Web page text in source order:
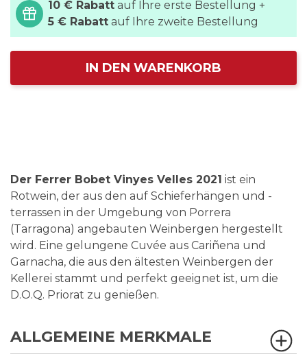
10 € Rabatt auf Ihre erste Bestellung +
5 € Rabatt auf Ihre zweite Bestellung
IN DEN WARENKORB
Der Ferrer Bobet Vinyes Velles 2021 ist ein
Rotwein, der aus den auf Schieferhängen und -
terrassen in der Umgebung von Porrera
(Tarragona) angebauten Weinbergen hergestellt
wird. Eine gelungene Cuvée aus Cariñena und
Garnacha, die aus den ältesten Weinbergen der
Kellerei stammt und perfekt geeignet ist, um die
D.O.Q. Priorat zu genießen.
ALLGEMEINE MERKMALE